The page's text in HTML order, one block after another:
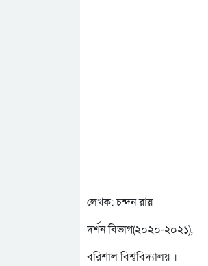
লেখক: চন্দন রায়
দর্শন বিভাগ(২০২০-২০২১),
বরিশাল বিশ্ববিদ্যালয় ।